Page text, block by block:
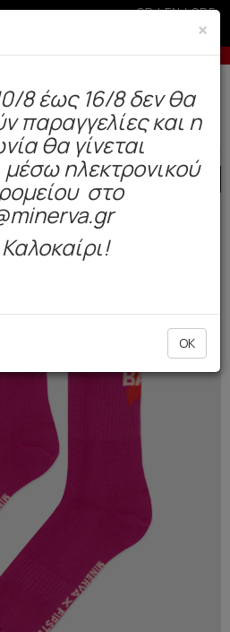
GR|EN|SRB
49€. Παράδοση σε 3-5 εργάσιμες.
SALE
×
8 έως 16/8 δεν θα
παραγγελίες και η
θα γίνεται
ηλεκτρονικού
στο
OK